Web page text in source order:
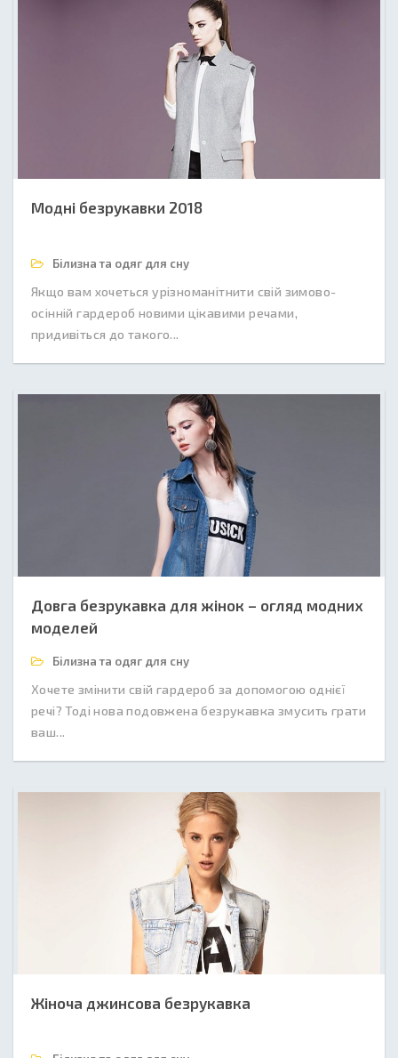
Модні безрукавки 2018
Білизна та одяг для сну
Якщо вам хочеться урізноманітнити свій зимово-
осінній гардероб новими цікавими речами,
придивіться до такого...
Довга безрукавка для жінок – огляд модних
моделей
Білизна та одяг для сну
Хочете змінити свій гардероб за допомогою однієї
речі? Тоді нова подовжена безрукавка змусить грати
ваш...
Жіноча джинсова безрукавка